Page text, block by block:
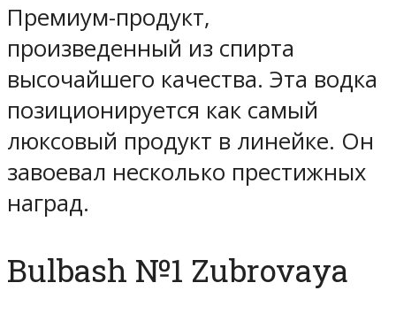
Премиум-продукт,
произведенный из спирта
высочайшего качества. Эта водка
позиционируется как самый
люксовый продукт в линейке. Он
завоевал несколько престижных
наград.
Bulbash №1 Zubrovaya